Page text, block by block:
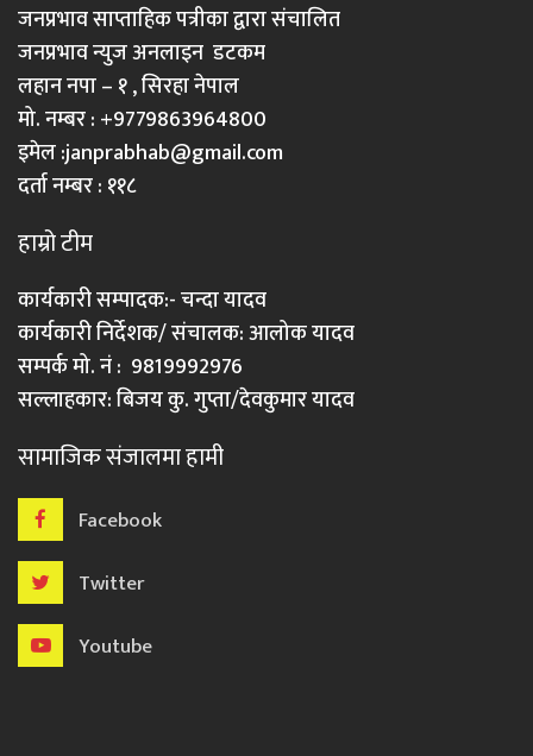
जनप्रभाव साप्ताहिक पत्रीका द्वारा संचालित
जनप्रभाव न्युज अनलाइन डटकम
लहान नपा – १ , सिरहा नेपाल
मो. नम्बर : +9779863964800
इमेल :janprabhab@gmail.com
दर्ता नम्बर : ११८
हाम्रो टीम
कार्यकारी सम्पादक:- चन्दा यादव
कार्यकारी निर्देशक/ संचालक: आलोक यादव
सम्पर्क मो. नं : 9819992976
सल्लाहकार: बिजय कु. गुप्ता/देवकुमार यादव
सामाजिक संजालमा हामी
Facebook
Twitter
Youtube